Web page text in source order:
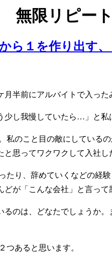
無限リピー
１を作り出す、
半前にアルバイトで入っ
し我慢していたら…」と私
のこと目の敵にしている
思ってワクワクして入社
り、辞めていくなどの経
が「こんな会社」と言って
のは、どなたでしょうか
あると思います。